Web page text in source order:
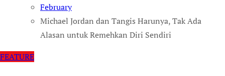
February
Michael Jordan dan Tangis Harunya, Tak Ada
Alasan untuk Remehkan Diri Sendiri
FEATURE